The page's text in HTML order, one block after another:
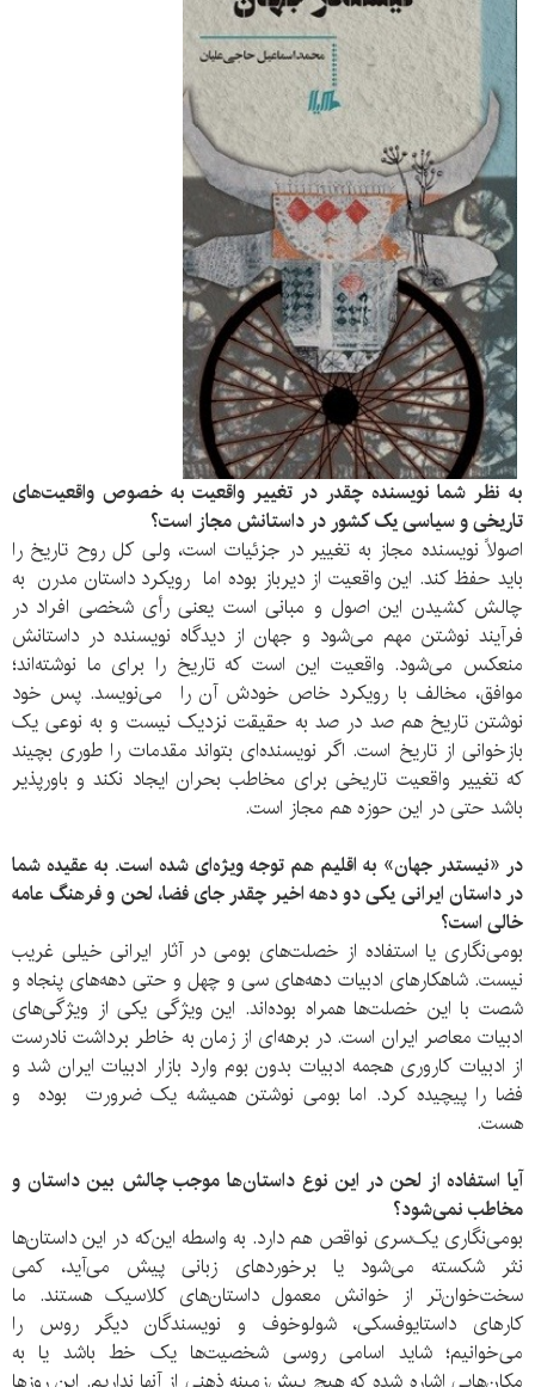
به نظر شما نویسنده چقدر در تغییر واقعیت به خصوص واقعیت‌های
تاریخی و سیاسی یک کشور در داستانش مجاز است؟
اصولاً نویسنده مجاز به تغییر در جزئیات است، ولی کل روح تاریخ را
باید حفظ کند. این واقعیت از دیرباز بوده اما رویکرد داستان مدرن به
چالش کشیدن این اصول و مبانی است یعنی رأی شخصی افراد در
فرآیند نوشتن مهم می‌شود و جهان از دیدگاه نویسنده در داستانش
منعکس می‌شود. واقعیت این است که تاریخ را برای ما نوشته‌اند؛
موافق، مخالف با رویکرد خاص خودش آن را می‌نویسد. پس خود
نوشتن تاریخ هم صد در صد به حقیقت نزدیک نیست و به نوعی یک
بازخوانی از تاریخ است. اگر نویسنده‌ای بتواند مقدمات را طوری بچیند
که تغییر واقعیت تاریخی برای مخاطب بحران ایجاد نکند و باورپذیر
باشد حتی در این حوزه هم مجاز است.
در «نیستدر جهان» به اقلیم هم توجه ویژه‌ای شده است. به عقیده شما
در داستان ایرانی یکی دو دهه اخیر چقدر جای فضا، لحن و فرهنگ عامه
خالی است؟
بومی‌نگاری یا استفاده از خصلت‌های بومی در آثار ایرانی خیلی غریب
نیست. شاهکارهای ادبیات دهه‌های سی و چهل و حتی دهه‌های پنجاه و
شصت با این خصلت‌ها همراه بوده‌اند. این ویژگی یکی از ویژگی‌های
ادبیات معاصر ایران است. در برهه‌ای از زمان به خاطر برداشت نادرست
از ادبیات کاروری هجمه ادبیات بدون بوم وارد بازار ادبیات ایران شد و
فضا را پیچیده کرد. اما بومی نوشتن همیشه یک ضرورت بوده و
هست.
آیا استفاده از لحن در این نوع داستان‌ها موجبچالش بین داستان و
مخاطب نمی‌شود؟
بومی‌نگاری یک‌سری نواقص هم دارد. به واسطه این‌که در این داستان‌ها
نثر شکسته می‌شود یا برخوردهای زبانی پیش می‌آید، کمی
سخت‌خوان‌تر از خوانش معمول داستان‌های کلاسیک هستند. ما
کارهای داستایوفسکی، شولوخوف و نویسندگان دیگر روس را
می‌خوانیم؛ شاید اسامی روسی شخصیت‌ها یک خط باشد یا به